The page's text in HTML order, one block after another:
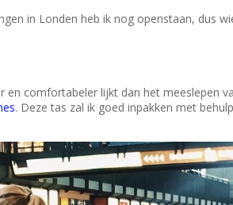
in Londen heb ik nog openstaan, dus
en comfortabeler lijkt dan het meeslepen
. Deze tas zal ik goed inpakken met behulp